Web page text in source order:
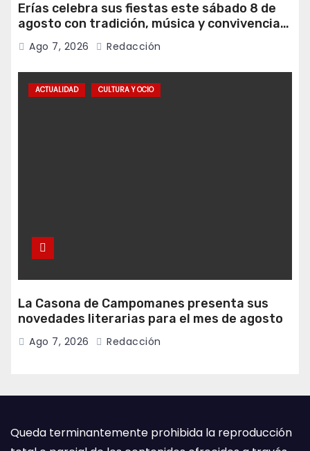
Erías celebra sus fiestas este sábado 8 de
agosto con tradición, música y convivencia
vecinal
Ago 7, 2026 Redacción
ACTUALIDAD CULTURA Y OCIO
La Casona de Campomanes presenta sus
novedades literarias para el mes de agosto
Ago 7, 2026 Redacción
Queda terminantemente prohibida la reproducción